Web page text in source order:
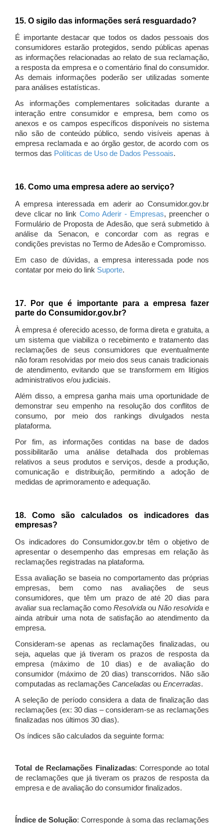
15. O sigilo das informações será resguardado?
É importante destacar que todos os dados pessoais dos
consumidores estarão protegidos, sendo públicas apenas
as informações relacionadas ao relato de sua reclamação,
a resposta da empresa e o comentário final do consumidor.
As demais informações poderão ser utilizadas somente
para análises estatísticas.
As informações complementares solicitadas durante a
interação entre consumidor e empresa, bem como os
anexos e os campos específicos disponíveis no sistema
não são de conteúdo público, sendo visíveis apenas à
empresa reclamada e ao órgão gestor, de acordo com os
termos das Políticas de Uso de Dados Pessoais.
16. Como uma empresa adere ao serviço?
A empresa interessada em aderir ao Consumidor.gov.br
deve clicar no link Como Aderir - Empresas, preencher o
Formulário de Proposta de Adesão, que será submetido à
análise da Senacon, e concordar com as regras e
condições previstas no Termo de Adesão e Compromisso.
Em caso de dúvidas, a empresa interessada pode nos
contatar por meio do link Suporte.
17. Por que é importante para a empresa fazer
parte do Consumidor.gov.br?
À empresa é oferecido acesso, de forma direta e gratuita, a
um sistema que viabiliza o recebimento e tratamento das
reclamações de seus consumidores que eventualmente
não foram resolvidas por meio dos seus canais tradicionais
de atendimento, evitando que se transformem em litígios
administrativos e/ou judiciais.
Além disso, a empresa ganha mais uma oportunidade de
demonstrar seu empenho na resolução dos conflitos de
consumo, por meio dos rankings divulgados nesta
plataforma.
Por fim, as informações contidas na base de dados
possibilitarão uma análise detalhada dos problemas
relativos a seus produtos e serviços, desde a produção,
comunicação e distribuição, permitindo a adoção de
medidas de aprimoramento e adequação.
18. Como são calculados os indicadores das
empresas?
Os indicadores do Consumidor.gov.br têm o objetivo de
apresentar o desempenho das empresas em relação às
reclamações registradas na plataforma.
Essa avaliação se baseia no comportamento das próprias
empresas, bem como nas avaliações de seus
consumidores, que têm um prazo de até 20 dias para
avaliar sua reclamação como Resolvida ou Não resolvida e
ainda atribuir uma nota de satisfação ao atendimento da
empresa.
Consideram-se apenas as reclamações finalizadas, ou
seja, aquelas que já tiveram os prazos de resposta da
empresa (máximo de 10 dias) e de avaliação do
consumidor (máximo de 20 dias) transcorridos. Não são
computadas as reclamações Canceladas ou Encerradas.
A seleção de período considera a data de finalização das
reclamações (ex: 30 dias – consideram-se as reclamações
finalizadas nos últimos 30 dias).
Os índices são calculados da seguinte forma:
Total de Reclamações Finalizadas: Corresponde ao total
de reclamações que já tiveram os prazos de resposta da
empresa e de avaliação do consumidor finalizados.
Índice de Solução: Corresponde à soma das reclamações